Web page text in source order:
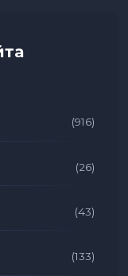
(916)
(26)
(43)
(133)